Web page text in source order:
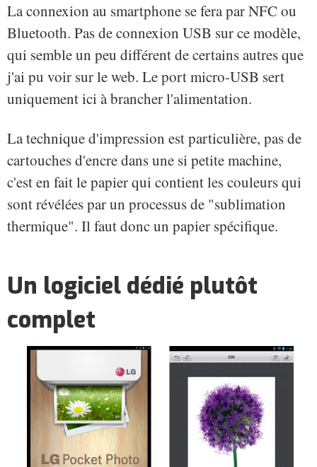
La connexion au smartphone se fera par NFC ou
Bluetooth. Pas de connexion USB sur ce modèle,
qui semble un peu différent de certains autres que
j'ai pu voir sur le web. Le port micro-USB sert
uniquement ici à brancher l'alimentation.
La technique d'impression est particulière, pas de
cartouches d'encre dans une si petite machine,
c'est en fait le papier qui contient les couleurs qui
sont révélées par un processus de "sublimation
thermique". Il faut donc un papier spécifique.
Un logiciel dédié plutôt
complet